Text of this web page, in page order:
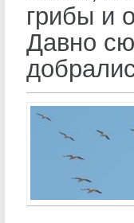
грибы и
Давно